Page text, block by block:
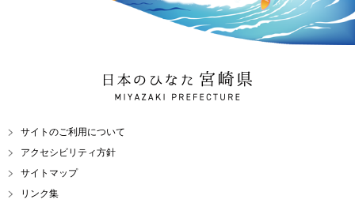
日本のひなた 宮崎県
MIYAZAKI PREFECTURE
サイトのご利用について
アクセシビリティ方針
サイトマップ
リンク集